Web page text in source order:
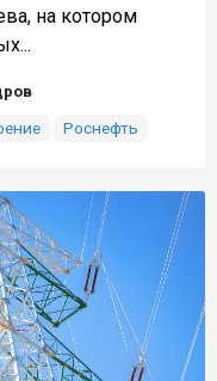
на котором
Роснефть